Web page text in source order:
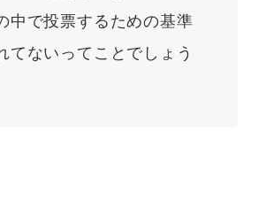
中で投票するための基準
てないってことでしょう